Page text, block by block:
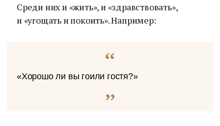
Среди них и «жить», и «здравствовать»,
и «угощать и покоить». Например:
«Хорошо ли вы гоили гостя?»